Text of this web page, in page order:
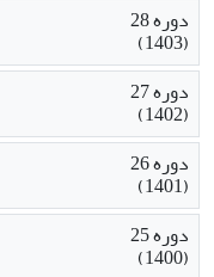
دوره 28
(1403)
دوره 27
(1402)
دوره 26
(1401)
دوره 25
(1400)